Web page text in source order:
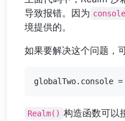
导致报错。因为 console
境提供的。
如果要解决这个问题，
Realm() 构造函数可以